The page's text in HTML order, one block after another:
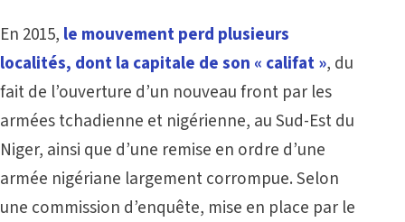
En 2015, le mouvement perd plusieurs
localités, dont la capitale de son « califat », du
fait de l’ouverture d’un nouveau front par les
armées tchadienne et nigérienne, au Sud-Est du
Niger, ainsi que d’une remise en ordre d’une
armée nigériane largement corrompue. Selon
une commission d’enquête, mise en place par le